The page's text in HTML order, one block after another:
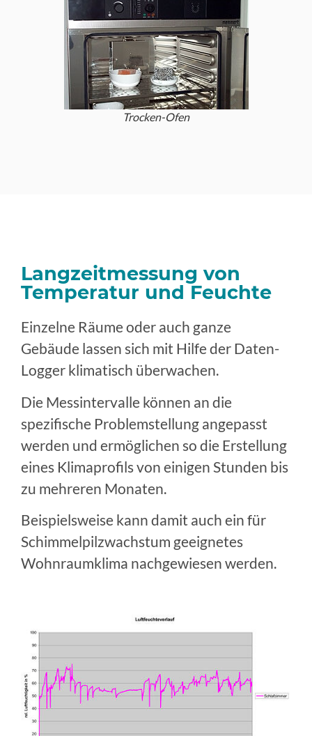
Trocken-Ofen
Langzeitmessung von
Temperatur und Feuchte
Einzelne Räume oder auch ganze
Gebäude lassen sich mit Hilfe der Daten-
Logger klimatisch überwachen.
Die Messintervalle können an die
spezifische Problemstellung angepasst
werden und ermöglichen so die Erstellung
eines Klimaprofils von einigen Stunden bis
zu mehreren Monaten.
Beispielsweise kann damit auch ein für
Schimmelpilzwachstum geeignetes
Wohnraumklima nachgewiesen werden.